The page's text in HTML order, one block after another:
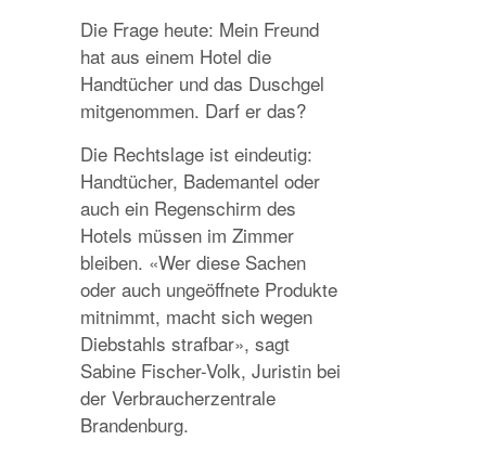
Die Frage heute: Mein Freund
hat aus einem Hotel die
Handtücher und das Duschgel
mitgenommen. Darf er das?
Die Rechtslage ist eindeutig:
Handtücher, Bademantel oder
auch ein Regenschirm des
Hotels müssen im Zimmer
bleiben. «Wer diese Sachen
oder auch ungeöffnete Produkte
mitnimmt, macht sich wegen
Diebstahls strafbar», sagt
Sabine Fischer-Volk, Juristin bei
der Verbraucherzentrale
Brandenburg.